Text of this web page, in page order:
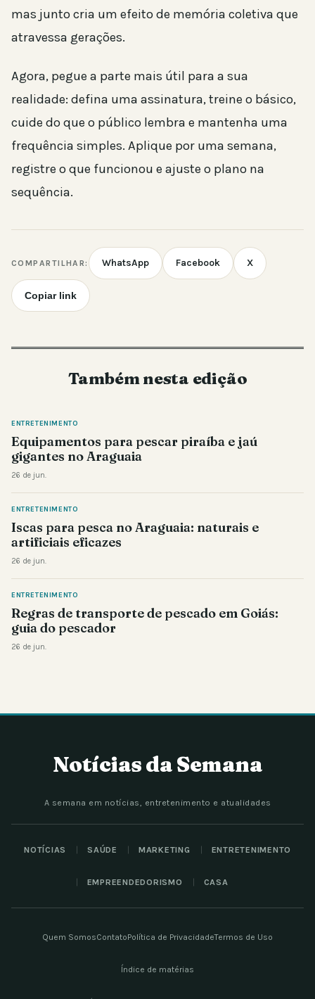
mas junto cria um efeito de memória coletiva que
atravessa gerações.
Agora, pegue a parte mais útil para a sua
realidade: defina uma assinatura, treine o básico,
cuide do que o público lembra e mantenha uma
frequência simples. Aplique por uma semana,
registre o que funcionou e ajuste o plano na
sequência.
COMPARTILHAR: WhatsApp Facebook X
Copiar link
Também nesta edição
ENTRETENIMENTO
Equipamentos para pescar piraíba e jaú
gigantes no Araguaia
26 de jun.
ENTRETENIMENTO
Iscas para pesca no Araguaia: naturais e
artificiais eficazes
26 de jun.
ENTRETENIMENTO
Regras de transporte de pescado em Goiás:
guia do pescador
26 de jun.
Notícias da Semana
A semana em notícias, entretenimento e atualidades
NOTÍCIAS SAÚDE MARKETING ENTRETENIMENTO
EMPREENDEDORISMO CASA
Quem SomosContatoPolítica de PrivacidadeTermos de Uso
Índice de matérias